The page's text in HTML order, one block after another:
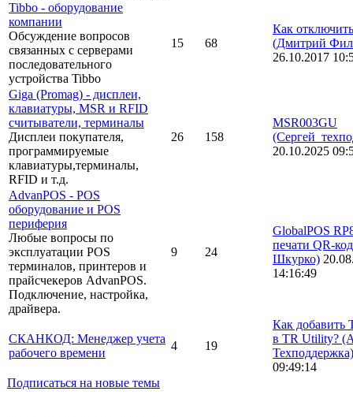
Tibbo - оборудование
компании
Обсуждение вопросов
связанных с серверами
последовательного
устройства Tibbo
15 68
Как
(Дмитрий
26.10.2017
Giga (Promag) - дисплеи,
клавиатуры, MSR и RFID
считыватели, терминалы
Дисплеи покупателя,
программируемые
клавиатуры,терминалы,
RFID и т.д.
26 158
MSR003GU
20.10.2025
AdvanPOS - POS
оборудование и POS
периферия
Любые вопросы по
эксплуатации POS
терминалов, принтеров и
прайсчекеров AdvanPOS.
Подключение, настройка,
драйвера.
9 24
GlobalPOS
печати QR-
Шкурко)
14:16:49
СКАНКОД: Менеджер учета
рабочего времени
4 19
Как добавить
в TR Utility?
Техподдержка)
09:49:14
Подписаться на новые темы